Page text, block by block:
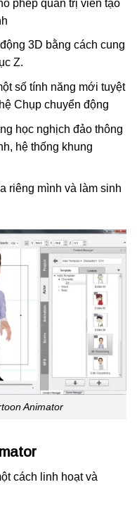
phép quản trị viên tạo
3D bằng cách cung
Z.
số tính năng mới tuyệt
Chụp chuyển động
học nghịch đảo thông
hệ thống khung
riêng mình và làm sinh
Animator
cách linh hoạt và